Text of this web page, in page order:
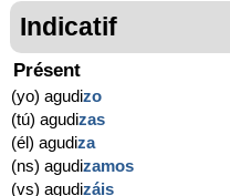
Indicatif
Présent
(yo) agudizo
(tú) agudizas
(él) agudiza
(ns) agudizamos
(vs) agudizáis